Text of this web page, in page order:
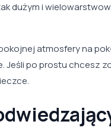
dużym i
atmosfery na
Jeśli po prostu chcesz